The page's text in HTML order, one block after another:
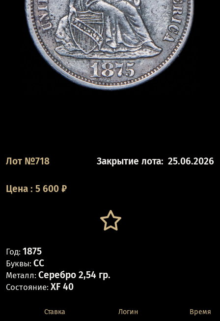
Лот №718 Закрытие лота: 25.06.2026
Цена : 5 600 ₽
Год: 1875
Буквы: CC
Металл: Серебро 2,54 гр.
Состояние: XF 40
Ставка Логин Время